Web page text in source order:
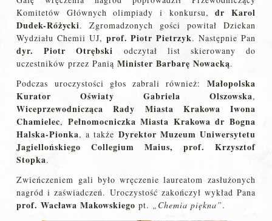
Komitetów Głównych olimpiady i konkursu,dr Karol
Dudek-Różycki. Zgromadzonych gości powitał Dziekan
Wydziału Chemii UJ, prof. Piotr Pietrzyk. Następnie Pan
dyr. Piotr Otrębski odczytał list skierowany do
uczestników przez PaniąMinister Barbarę Nowacką.
Podczas uroczystości głos zabrali również: Małopolska
Kurator Oświaty Gabriela Olszowska,
Wiceprzewodnicząca Rady Miasta Krakowa Iwona
Chamielec, Pełnomocniczka Miasta Krakowa dr Bogna
Halska-Pionka, a także Dyrektor Muzeum Uniwersytetu
Jagiellońskiego Collegium Maius, prof. Krzysztof
Stopka.
Zwieńczeniem gali było wręczenie laureatom zasłużonych
nagród i zaświadczeń. Uroczystość zakończył wykład Pana
prof. Wacława Makowskiego pt. „Chemia piękna”.